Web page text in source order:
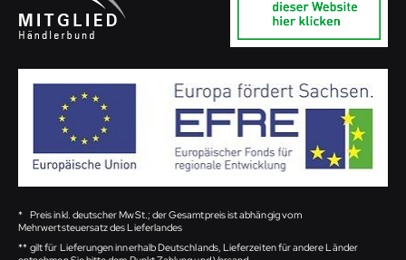
* Preis inkl. deutscher MwSt.; der Gesamtpreis ist abhängig vom
Mehrwertsteuersatz des Lieferlandes
** gilt für Lieferungen innerhalb Deutschlands, Lieferzeiten für andere Länder